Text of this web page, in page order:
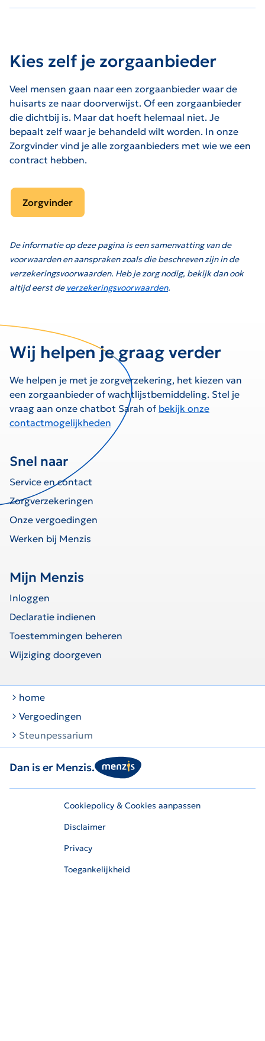
Kies zelf je zorgaanbieder
Veel mensen gaan naar een zorgaanbieder waar de
huisarts ze naar doorverwijst. Of een zorgaanbieder
die dichtbij is. Maar dat hoeft helemaal niet. Je
bepaalt zelf waar je behandeld wilt worden. In onze
Zorgvinder vind je alle zorgaanbieders met wie we een
contract hebben.
Zorgvinder
De informatie op deze pagina is een samenvatting van de
voorwaarden en aanspraken zoals die beschreven zijn in de
verzekeringsvoorwaarden. Heb je zorg nodig, bekijk dan ook
altijd eerst de verzekeringsvoorwaarden.
Wij helpen je graag verder
We helpen je met je zorgverzekering, het kiezen van
een zorgaanbieder of wachtlijstbemiddeling. Stel je
vraag aan onze chatbot Sarah of bekijk onze
contactmogelijkheden
Snel naar
Service en contact
Zorgverzekeringen
Onze vergoedingen
Werken bij Menzis
Mijn Menzis
Inloggen
Declaratie indienen
Toestemmingen beheren
Wijziging doorgeven
home
Vergoedingen
Steunpessarium
Dan is er Menzis.
Cookiepolicy & Cookies aanpassen
Disclaimer
Privacy
Toegankelijkheid